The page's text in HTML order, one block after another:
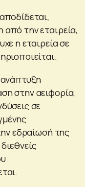
την εταιρεία,
η εταιρεία σε
ανάπτυξη
στην αειφορία,
σε
εδραίωσή της